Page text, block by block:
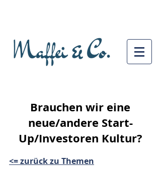
Brauchen wir eine
neue/andere Start-
Up/Investoren Kultur?
<= zurück zu Themen